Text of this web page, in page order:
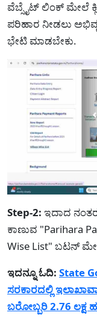
ವೆಬ್ಸೈಟ್ ಲಿಂಕ್ ಮೇಲೆ
ಪರಿಹಾರ ನೀಡಲು
ಭೇಟಿ ಮಾಡಬೇಕು.
Step-2: ಇದಾದ
ಕಾಣುವ "Parihara
Wise List" ಬಟನ್
ಇದನ್ನೂ ಓದಿ: State
ಸರಕಾರದಲ್ಲಿ
ಬರೋಬ್ಬರಿ 2.76 ಲಕ್ಷ